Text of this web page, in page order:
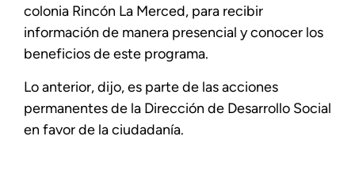
colonia Rincón La Merced, para recibir
información de manera presencial y conocer los
beneficios de este programa.
Lo anterior, dijo, es parte de las acciones
permanentes de la Dirección de Desarrollo Social
en favor de la ciudadanía.